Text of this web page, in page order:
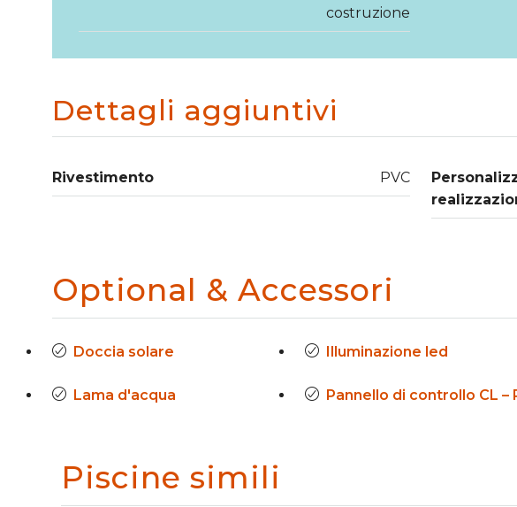
costruzione
Dettagli aggiuntivi
Rivestimento PVC
Optional & Accessori
Doccia solare Illuminazione led
Lama d'acqua Pannello di controllo CL –
Piscine simili